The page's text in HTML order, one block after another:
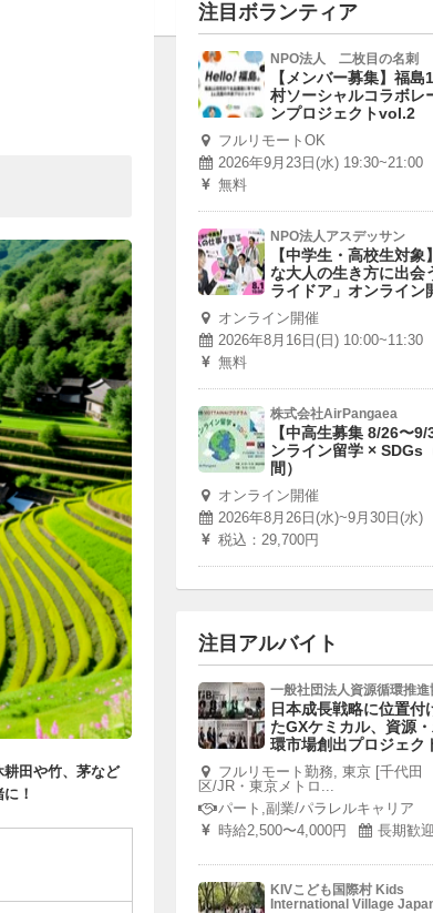
田や竹、茅など
！
注目ボランティア
NPO法人 二枚目の名刺
【メンバー募集】福島
村ソーシャルコラボレ
ンプロジェクトvol.2
フルリモートOK
2026年9月23日(水) 19:30~21:00
無料
NPO法人アスデッサン
【中学生・高校生対象
な大人の生き方に出会
ライドア」オンライン
オンライン開催
2026年8月16日(日) 10:00~11:30
無料
株式会社AirPangaea
【中高生募集 8/26〜9/
ンライン留学 × SDGs
間）
オンライン開催
2026年8月26日(水)~9月30日(水)
税込：29,700円
注目アルバイト
一般社団法人資源循環推進
日本成長戦略に位置付
たGXケミカル、資源
環市場創出プロジェク
フルリモート勤務, 東京 [千代田
区/JR・東京メトロ...
パート,副業/パラレルキャリア
時給2,500〜4,000円
長期歓迎
KIVこども国際村 Kids
International Village